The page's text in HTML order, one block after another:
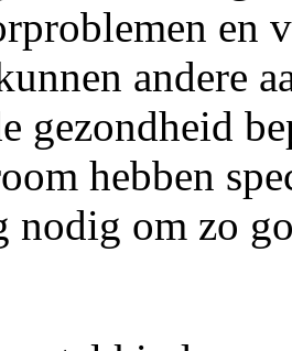
en
andere
gezondheid
hebben
nodig om zo